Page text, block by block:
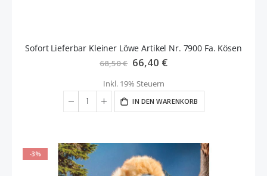
Sofort Lieferbar Kleiner Löwe Artikel Nr. 7900 Fa. Kösen
68,50 € Sonderangebot
66,40 €
Inkl. 19% Steuern
IN DEN WARENKORB
-3%